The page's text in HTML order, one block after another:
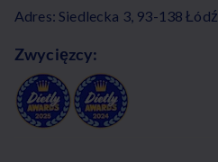
Adres: Siedlecka 3, 93-138 Łódź
Zwycięzcy: